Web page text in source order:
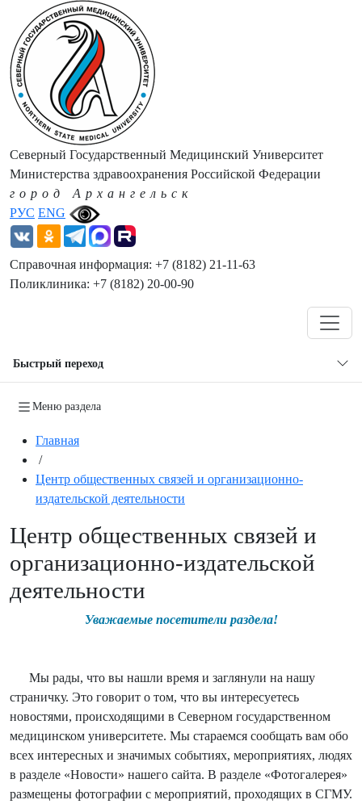
РУС ENG
Северный Государственный Медицинский Университет
Министерства здравоохранения Российской Федерации
город Архангельск
Справочная информация: +7 (8182) 21-11-63
Поликлиника: +7 (8182) 20-00-90
Быстрый переход
Меню раздела
Главная
/
Центр общественных связей и организационно-
издательской деятельности
Центр общественных связей и
организационно-издательской
деятельности
Уважаемые посетители раздела!
Мы рады, что вы нашли время и заглянули на нашу
страничку. Это говорит о том, что вы интересуетесь
новостями, происходящими в Северном государственном
медицинском университете. Мы стараемся сообщать вам обо
всех интересных и значимых событиях, мероприятиях, людях
в разделе «Новости» нашего сайта. В разделе «Фотогалерея»
размещены фотографии с мероприятий, проходящих в СГМУ.